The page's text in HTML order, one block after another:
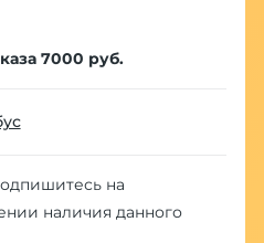
7000 руб.
на
наличия данного